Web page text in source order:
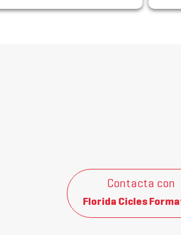
Contacta con
Florida Cicles